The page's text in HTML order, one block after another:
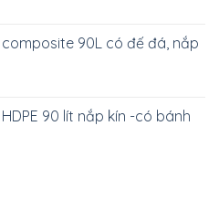
90L có đế đá, nắp
90 lít nắp kín -có bánh